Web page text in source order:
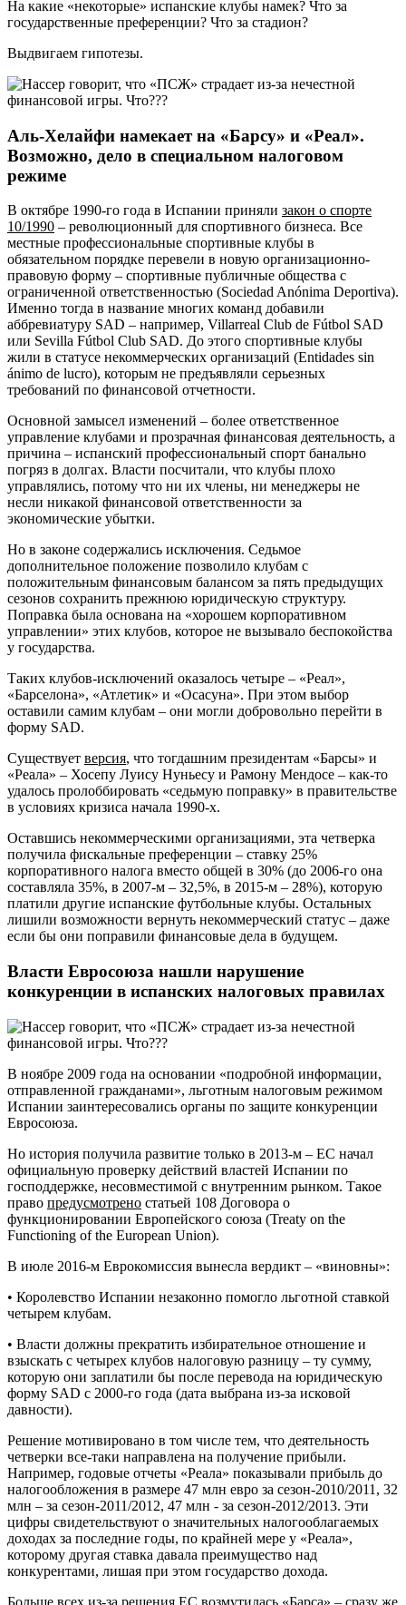
На какие «некоторые» испанские клубы намек? Что за
государственные преференции? Что за стадион?
Выдвигаем гипотезы.
Аль-Хелайфи намекает на «Барсу» и «Реал».
Возможно, дело в специальном налоговом
режиме
В октябре 1990-го года в Испании приняли закон о спорте
10/1990 – революционный для спортивного бизнеса. Все
местные профессиональные спортивные клубы в
обязательном порядке перевели в новую организационно-
правовую форму – спортивные публичные общества с
ограниченной ответственностью (Sociedad Anónima Deportiva).
Именно тогда в название многих команд добавили
аббревиатуру SAD – например, Villarreal Club de Fútbol SAD
или Sevilla Fútbol Club SAD. До этого спортивные клубы
жили в статусе некоммерческих организаций (Entidades sin
ánimo de lucro), которым не предъявляли серьезных
требований по финансовой отчетности.
Основной замысел изменений – более ответственное
управление клубами и прозрачная финансовая деятельность, а
причина – испанский профессиональный спорт банально
погряз в долгах. Власти посчитали, что клубы плохо
управлялись, потому что ни их члены, ни менеджеры не
несли никакой финансовой ответственности за
экономические убытки.
Но в законе содержались исключения. Седьмое
дополнительное положение позволило клубам с
положительным финансовым балансом за пять предыдущих
сезонов сохранить прежнюю юридическую структуру.
Поправка была основана на «хорошем корпоративном
управлении» этих клубов, которое не вызывало беспокойства
у государства.
Таких клубов-исключений оказалось четыре – «Реал»,
«Барселона», «Атлетик» и «Осасуна». При этом выбор
оставили самим клубам – они могли добровольно перейти в
форму SAD.
Существует версия, что тогдашним президентам «Барсы» и
«Реала» – Хосепу Луису Нуньесу и Рамону Мендосе – как-то
удалось пролоббировать «седьмую поправку» в правительстве
в условиях кризиса начала 1990-х.
Оставшись некоммерческими организациями, эта четверка
получила фискальные преференции – ставку 25%
корпоративного налога вместо общей в 30% (до 2006-го она
составляла 35%, в 2007-м – 32,5%, в 2015-м – 28%), которую
платили другие испанские футбольные клубы. Остальных
лишили возможности вернуть некоммерческий статус – даже
если бы они поправили финансовые дела в будущем.
Власти Евросоюза нашли нарушение
конкуренции в испанских налоговых правилах
В ноябре 2009 года на основании «подробной информации,
отправленной гражданами», льготным налоговым режимом
Испании заинтересовались органы по защите конкуренции
Евросоюза.
Но история получила развитие только в 2013-м – ЕС начал
официальную проверку действий властей Испании по
господдержке, несовместимой с внутренним рынком. Такое
право предусмотрено статьей 108 Договора о
функционировании Европейского союза (Treaty on the
Functioning of the European Union).
В июле 2016-м Еврокомиссия вынесла вердикт – «виновны»:
• Королевство Испании незаконно помогло льготной ставкой
четырем клубам.
• Власти должны прекратить избирательное отношение и
взыскать с четырех клубов налоговую разницу – ту сумму,
которую они заплатили бы после перевода на юридическую
форму SAD с 2000-го года (дата выбрана из-за исковой
давности).
Решение мотивировано в том числе тем, что деятельность
четверки все-таки направлена на получение прибыли.
Например, годовые отчеты «Реала» показывали прибыль до
налогообложения в размере 47 млн ​​евро за сезон-2010/2011, 32
млн – за сезон-2011/2012, 47 млн ​- за сезон-2012/2013. Эти
цифры свидетельствуют о значительных налогооблагаемых
доходах за последние годы, по крайней мере у «Реала»,
которому другая ставка давала преимущество над
конкурентами, лишая при этом государство дохода.
Больше всех из-за решения ЕС возмутилась «Барса» – сразу же